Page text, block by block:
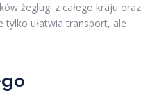
żeglugi z całego kraju oraz
tylko ułatwia transport, ale